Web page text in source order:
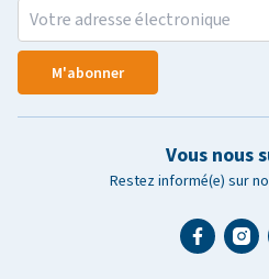
M'abonner
Vous nous
Restez informé(e) sur